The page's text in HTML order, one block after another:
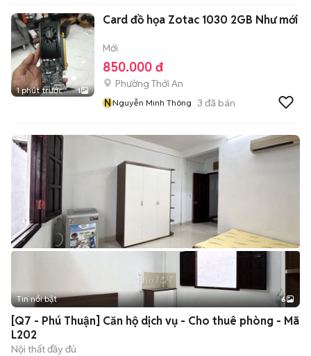
1 phút trước 1
Card đồ họa Zotac 1030 2GB Như mới
Mới
850.000 đ
Phường Thới An
NNguyễn Minh Thông 3 đã bán
+2
Tin nổi bật 6
[Q7 - Phú Thuận] Căn hộ dịch vụ - Cho thuê phòng - Mã
L202
Nội thất đầy đủ